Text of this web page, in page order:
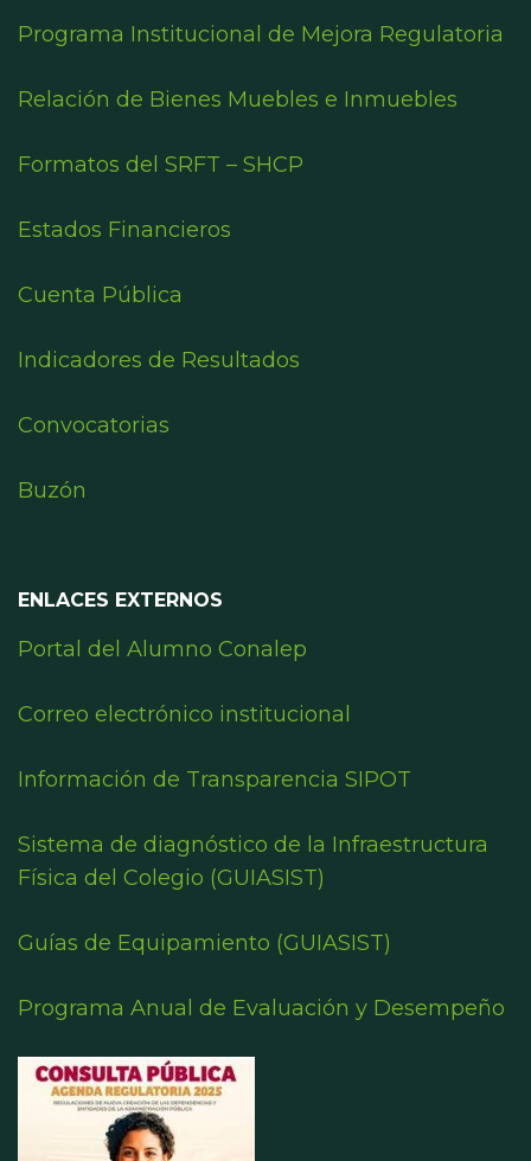
Programa Institucional de Mejora Regulatoria
Relación de Bienes Muebles e Inmuebles
Formatos del SRFT – SHCP
Estados Financieros
Cuenta Pública
Indicadores de Resultados
Convocatorias
Buzón
ENLACES EXTERNOS
Portal del Alumno Conalep
Correo electrónico institucional
Información de Transparencia SIPOT
Sistema de diagnóstico de la Infraestructura
Física del Colegio (GUIASIST)
Guías de Equipamiento (GUIASIST)
Programa Anual de Evaluación y Desempeño